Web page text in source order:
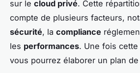
sur le cloud privé. Cette
compte de plusieurs facteurs,
sécurité, la compliance
les performances. Une fois
vous pourrez élaborer un plan